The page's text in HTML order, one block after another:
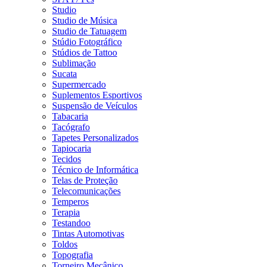
Studio
Studio de Música
Studio de Tatuagem
Stúdio Fotográfico
Stúdios de Tattoo
Sublimação
Sucata
Supermercado
Suplementos Esportivos
Suspensão de Veículos
Tabacaria
Tacógrafo
Tapetes Personalizados
Tapiocaria
Tecidos
Técnico de Informática
Telas de Proteção
Telecomunicações
Temperos
Terapia
Testandoo
Tintas Automotivas
Toldos
Topografia